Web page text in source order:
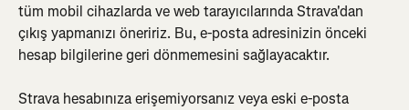
tüm mobil cihazlarda ve web tarayıcılarında Strava'dan
çıkış yapmanızı öneririz. Bu, e-posta adresinizin önceki
hesap bilgilerine geri dönmemesini sağlayacaktır.
Strava hesabınıza erişemiyorsanız veya eski e-posta